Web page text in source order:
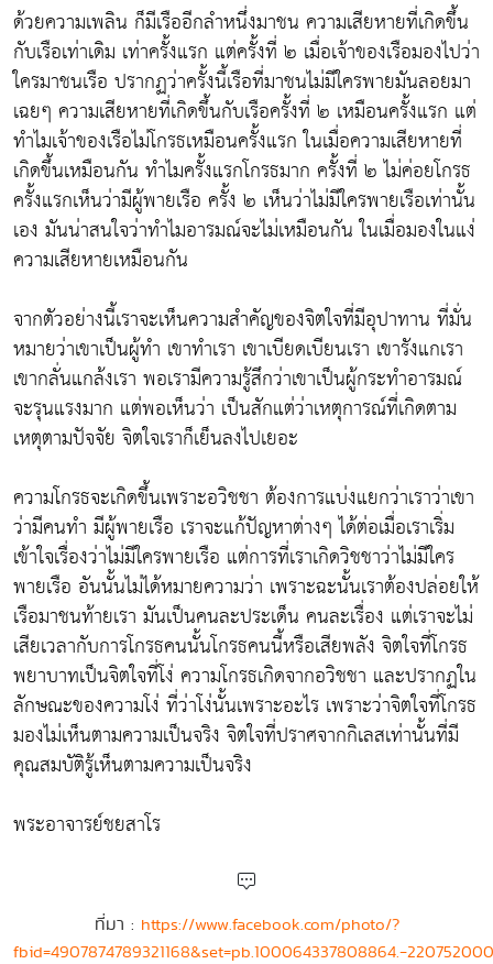
ด้วยความเพลิน ก็มีเรืออีกลำหนึ่งมาชน ความเสียหายที่เกิดขึ้น
กับเรือเท่าเดิม เท่าครั้งแรก แต่ครั้งที่ ๒ เมื่อเจ้าของเรือมองไปว่า
ใครมาชนเรือ ปรากฏว่าครั้งนี้เรือที่มาชนไม่มีใครพายมันลอยมา
เฉยๆ ความเสียหายที่เกิดขึ้นกับเรือครั้งที่ ๒ เหมือนครั้งแรก แต่
ทำไมเจ้าของเรือไม่โกรธเหมือนครั้งแรก ในเมื่อความเสียหายที่
เกิดขึ้นเหมือนกัน ทำไมครั้งแรกโกรธมาก ครั้งที่ ๒ ไม่ค่อยโกรธ
ครั้งแรกเห็นว่ามีผู้พายเรือ ครั้ง ๒ เห็นว่าไม่มีใครพายเรือเท่านั้น
เอง มันน่าสนใจว่าทำไมอารมณ์จะไม่เหมือนกัน ในเมื่อมองในแง่
ความเสียหายเหมือนกัน
จากตัวอย่างนี้เราจะเห็นความสำคัญของจิตใจที่มีอุปาทาน ที่มั่น
หมายว่าเขาเป็นผู้ทำ เขาทำเรา เขาเบียดเบียนเรา เขารังแกเรา
เขากลั่นแกล้งเรา พอเรามีความรู้สึกว่าเขาเป็นผู้กระทำอารมณ์
จะรุนแรงมาก แต่พอเห็นว่า เป็นสักแต่ว่าเหตุการณ์ที่เกิดตาม
เหตุตามปัจจัย จิตใจเราก็เย็นลงไปเยอะ
ความโกรธจะเกิดขึ้นเพราะอวิชชา ต้องการแบ่งแยกว่าเราว่าเขา
ว่ามีคนทำ มีผู้พายเรือ เราจะแก้ปัญหาต่างๆ ได้ต่อเมื่อเราเริ่ม
เข้าใจเรื่องว่าไม่มีใครพายเรือ แต่การที่เราเกิดวิชชาว่าไม่มีใคร
พายเรือ อันนั้นไม่ได้หมายความว่า เพราะฉะนั้นเราต้องปล่อยให้
เรือมาชนท้ายเรา มันเป็นคนละประเด็น คนละเรื่อง แต่เราจะไม่
เสียเวลากับการโกรธคนนั้นโกรธคนนี้หรือเสียพลัง จิตใจที่โกรธ
พยาบาทเป็นจิตใจที่โง่ ความโกรธเกิดจากอวิชชา และปรากฏใน
ลักษณะของความโง่ ที่ว่าโง่นั้นเพราะอะไร เพราะว่าจิตใจที่โกรธ
มองไม่เห็นตามความเป็นจริง จิตใจที่ปราศจากกิเลสเท่านั้นที่มี
คุณสมบัติรู้เห็นตามความเป็นจริง
พระอาจารย์ชยสาโร
ที่มา : https://www.facebook.com/photo/?
fbid=4907874789321168&set=pb.100064337808864.-